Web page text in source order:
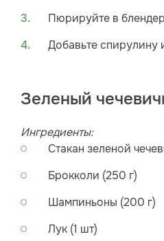
Пюрируйте в
Добавьте
Зеленый
Ингредиенты:
Стакан зеленой
Брокколи (250 г)
Шампиньоны (200 г)
Лук (1 шт)